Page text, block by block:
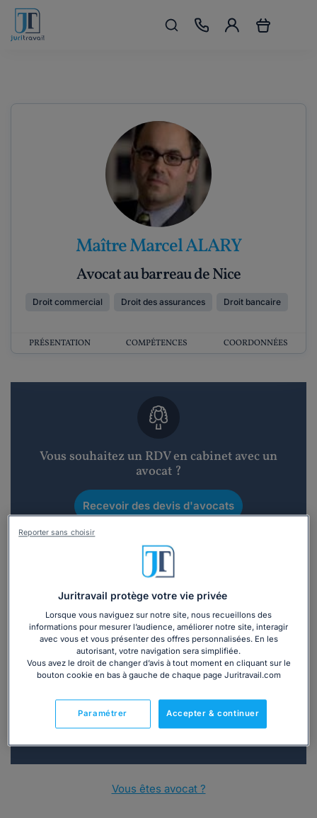
Maître Marcel ALARY
Avocat au barreau de Nice
Droit commercial Droit des assurances Droit bancaire
PRÉSENTATION COMPÉTENCES COORDONNÉES
Vous souhaitez un RDV en cabinet avec un
avocat ?
Recevoir des devis d'avocats
Vous souhaitez une consultation par
téléphone ?
(8h à 21h du lundi au
Vous êtes avocat ?
Juritravail protège votre vie privée
Lorsque vous naviguez sur notre site, nous recueillons des
informations pour mesurer l’audience, améliorer notre site, interagir
avec vous et vous présenter des offres personnalisées. En les
autorisant, votre navigation sera simplifiée.
Vous avez le droit de changer d’avis à tout moment en cliquant sur le
bouton cookie en bas à gauche de chaque page Juritravail.com
Accepter & continuer
Paramétrer
Reporter sans choisir